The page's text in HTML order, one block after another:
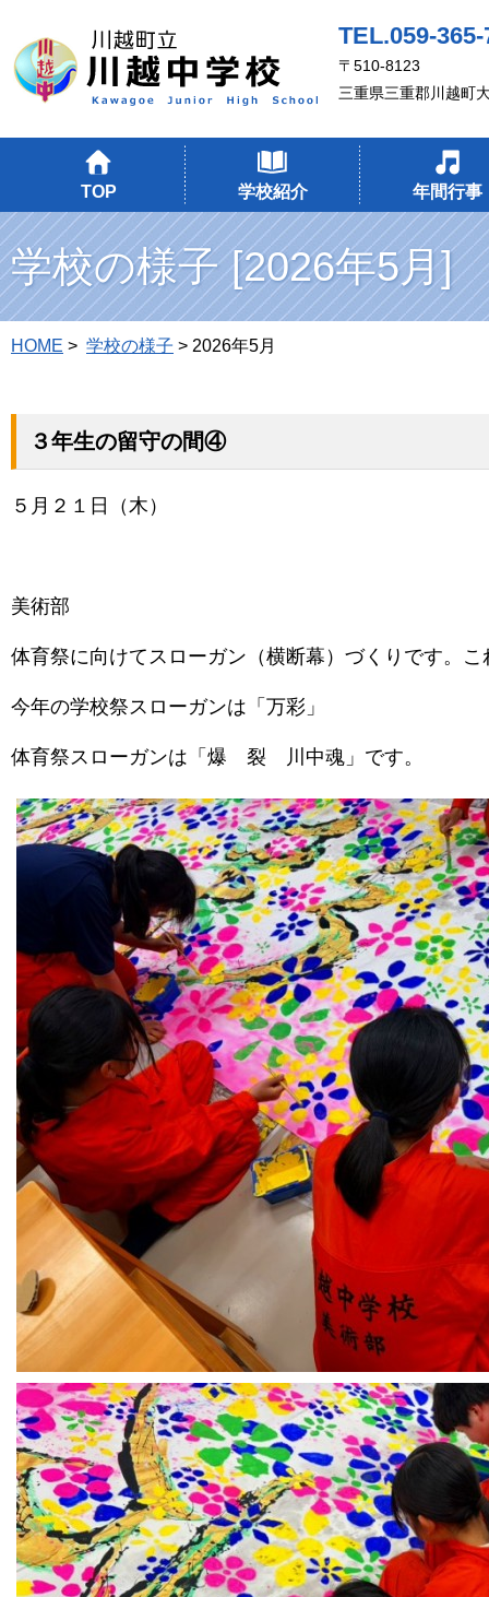
TEL.059-365-
〒510-8123
三重県三重郡川越町
TOP 学校紹介 年間行事
学校の様子 [2026年5月]
HOME > 学校の様子 > 2026年5月
３年生の留守の間④
５月２１日（木）
美術部
体育祭に向けてスローガン（横断幕）づくりです。
今年の学校祭スローガンは「万彩」
体育祭スローガンは「爆 裂 川中魂」です。